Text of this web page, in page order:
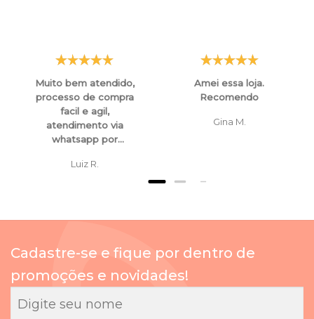
Muito bem atendido,
processo de compra
facil e agil,
atendimento via
whatsapp por
atenciosos e
mesmo para
compras.
Luiz R.
Amei essa loja.
Recomendo
Gina M.
Cadastre-se e fique por dentro de
promoções e novidades!